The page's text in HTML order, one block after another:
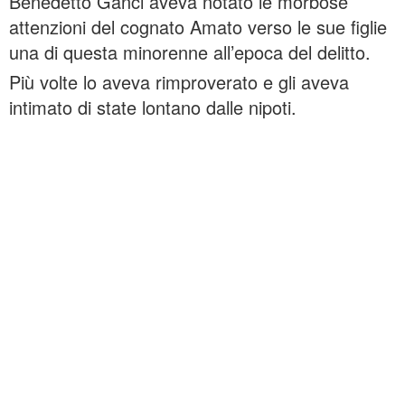
attenzioni del cognato Amato verso le sue figlie
una di questa minorenne all’epoca del delitto.
Più volte lo aveva rimproverato e gli aveva
intimato di state lontano dalle nipoti.